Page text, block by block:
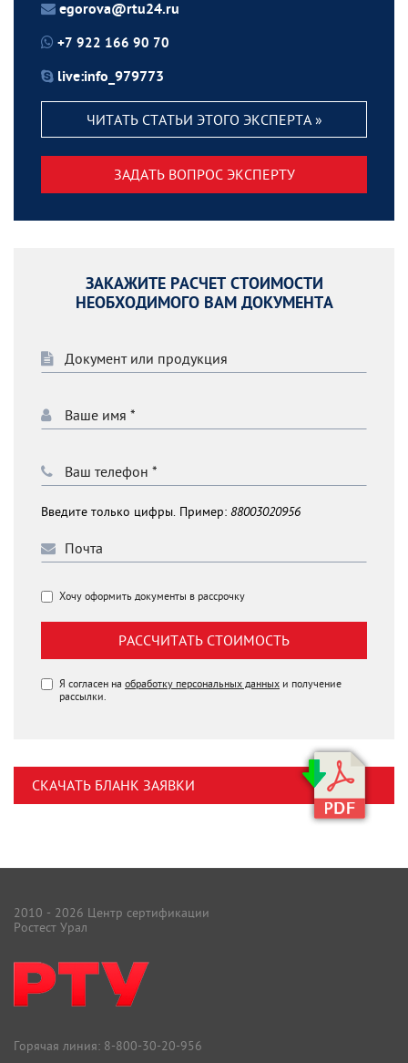
egorova@rtu24.ru
+7 922 166 90 70
live:info_979773
ЧИТАТЬ СТАТЬИ ЭТОГО ЭКСПЕРТА »
ЗАДАТЬ ВОПРОС ЭКСПЕРТУ
ЗАКАЖИТЕ РАСЧЕТ СТОИМОСТИ
НЕОБХОДИМОГО ВАМ ДОКУМЕНТА
Введите только цифры. Пример: 88003020956
Хочу оформить документы в рассрочку
РАССЧИТАТЬ СТОИМОСТЬ
Я согласен на обработку персональных данных и получение
рассылки.
СКАЧАТЬ БЛАНК ЗАЯВКИ
2010 - 2026 Центр сертификации
Ростест Урал
Горячая линия: 8-800-30-20-956